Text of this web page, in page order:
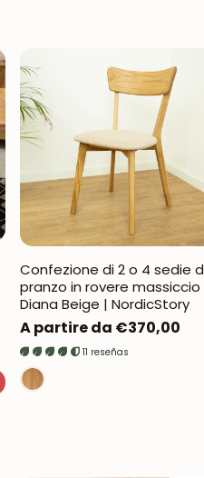
Confezione di 2 o 4 sedie
pranzo in rovere massiccio
Diana Beige | NordicStory
Prezzo
normale
A partire da €370,00
11 reseñas